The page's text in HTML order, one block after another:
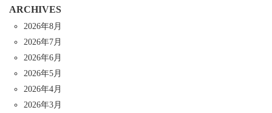
ARCHIVES
2026年8月
2026年7月
2026年6月
2026年5月
2026年4月
2026年3月